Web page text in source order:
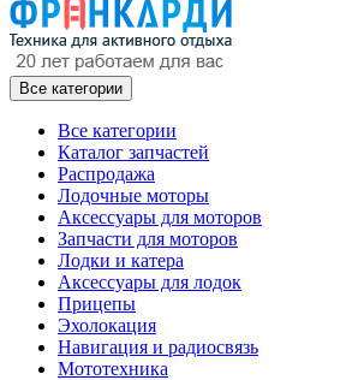
Все категории
Все категории
Каталог запчастей
Распродажа
Лодочные моторы
Аксессуары для моторов
Запчасти для моторов
Лодки и катера
Аксессуары для лодок
Прицепы
Эхолокация
Навигация и радиосвязь
Мототехника